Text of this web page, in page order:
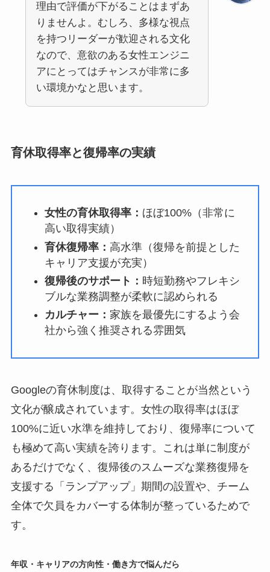
理由で評価が下がることはまずあ
りませんよ。むしろ、多様な視点
を持つリーダーが歓迎される文化
なので、意欲のある女性エンジニ
アにとってはチャンスが非常に多
い環境かなと思います。
育休取得率と復帰率の実績
女性の育休取得率： ほぼ100%（非常に
高い取得実績）
育休復帰率： 高水準（復帰を前提とした
キャリア支援が充実）
復帰後のサポート： 時短勤務やフレキシ
ブルな業務調整が柔軟に認められる
カルチャー： 家族を最優先にするよう会
社から強く推奨される雰囲気
Googleの育休制度は、取得することが当然という
文化が醸成されています。女性の取得率はほぼ
100%に近い水準を維持しており、復帰率について
も極めて高い実績を誇ります。これは単に制度が
あるだけでなく、復帰後のスムーズな業務復帰を
支援する「ランプアップ」期間の設置や、チーム
全体で欠員をカバーする体制が整っているためで
す。
年収・キャリアの方向性・働き方で悩んだら